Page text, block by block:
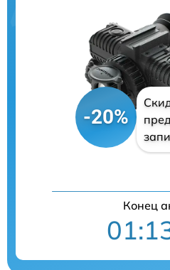
-20%
Конец